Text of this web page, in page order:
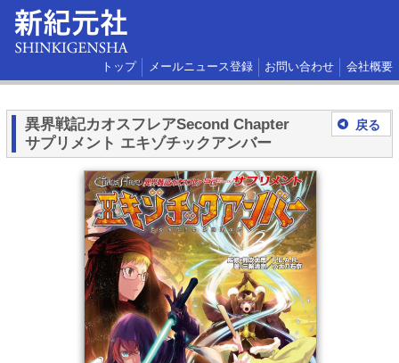
トップ メールニュース登録 お問い合わせ 会社概要
戻る
異界戦記カオスフレアSecond Chapter
サプリメント エキゾチックアンバー